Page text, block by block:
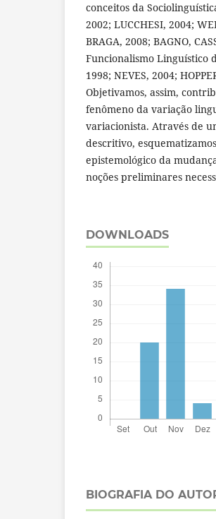
conceitos da
2002; LUCCHESI, 2004;
BRAGA, 2008; BAGNO,
Funcionalismo Linguístico
1998; NEVES, 2004;
Objetivamos, assim,
fenômeno da variação
variacionista. Através de
descritivo,
epistemológico da
noções preliminares
DOWNLOADS
BIOGRAFIA DO